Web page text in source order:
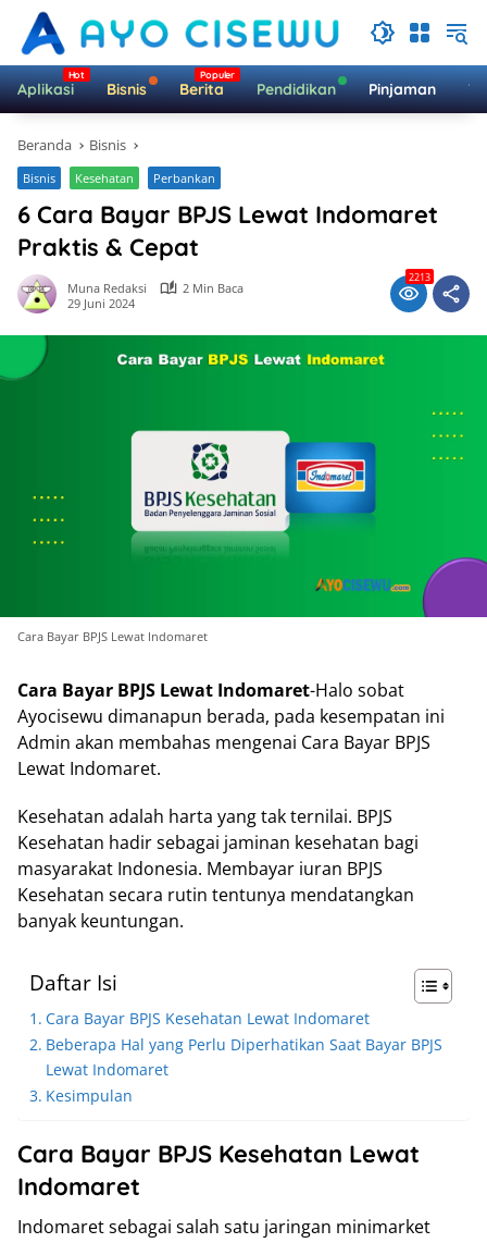
Langsung
konten
Aplikasi Bisnis Berita Pendidikan Pinjaman
Beranda Bisnis
Bisnis Kesehatan Perbankan
6 Cara Bayar BPJS Lewat Indomaret
Praktis & Cepat
Muna Redaksi
2 Min Baca
29 Juni 2024
2213
Cara Bayar BPJS Lewat Indomaret
Cara Bayar BPJS Lewat Indomaret-Halo sobat
Ayocisewu dimanapun berada, pada kesempatan ini
Admin akan membahas mengenai Cara Bayar BPJS
Lewat Indomaret.
Kesehatan adalah harta yang tak ternilai. BPJS
Kesehatan hadir sebagai jaminan kesehatan bagi
masyarakat Indonesia. Membayar iuran BPJS
Kesehatan secara rutin tentunya mendatangkan
banyak keuntungan.
Daftar Isi
Cara Bayar BPJS Kesehatan Lewat Indomaret
Beberapa Hal yang Perlu Diperhatikan Saat Bayar BPJS
Lewat Indomaret
Kesimpulan
Cara Bayar BPJS Kesehatan Lewat
Indomaret
Indomaret sebagai salah satu jaringan minimarket